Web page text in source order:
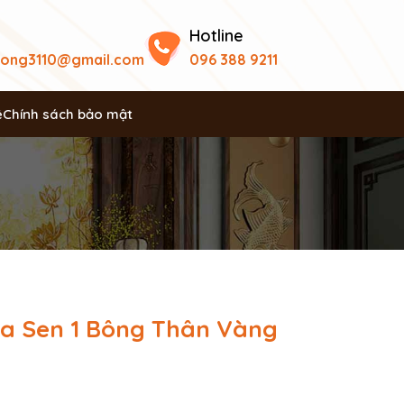
Hotline
096 388 9211
Chính sách bảo mật
Sen 1 Bông Thân Vàng